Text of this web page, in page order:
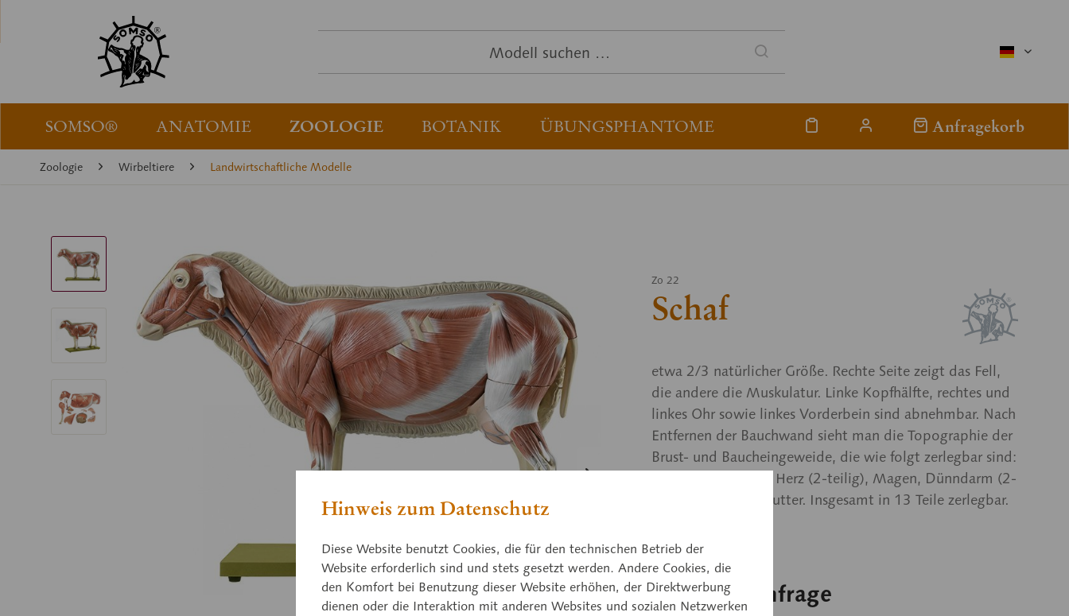
deutsch
SOMSO® ANATOMIE ZOOLOGIE BOTANIK ÜBUNGSPHANTOME Anfragekorb
Zoologie Wirbeltiere Landwirtschaftliche Modelle
Zo 22
Schaf
etwa 2/3 natürlicher Größe. Rechte Seite zeigt das Fell,
die andere die Muskulatur. Linke Kopfhälfte, rechtes und
linkes Ohr sowie linkes Vorderbein sind abnehmbar. Nach
Entfernen der Bauchwand sieht man die Topographie der
Brust- und Baucheingeweide, die wie folgt zerlegbar sind:
linke Lungenhälfte, Herz (2-teilig), Magen, Dünndarm (2-
teilig) und Gebärmutter. Insgesamt in 13 Teile zerlegbar.
Preis auf Anfrage
Hinweis zum Datenschutz
Diese Website benutzt Cookies, die für den technischen Betrieb der
Website erforderlich sind und stets gesetzt werden. Andere Cookies, die
den Komfort bei Benutzung dieser Website erhöhen, der Direktwerbung
dienen oder die Interaktion mit anderen Websites und sozialen Netzwerken